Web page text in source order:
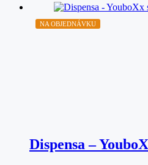
NA OBJEDNÁVKU
Dispensa –